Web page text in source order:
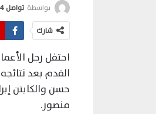
بواسطة تواصل 24
شارك
احتفل رجل
حسن والكابتن
منصور.